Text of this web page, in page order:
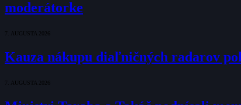
moderátorke
7. AUGUSTA 2026
Kauza nákupu diaľničných radarov
7. AUGUSTA 2026